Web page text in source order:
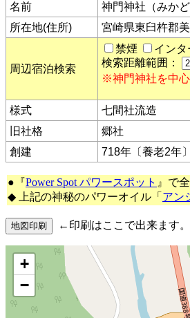
名前
神門神社（みかど
所在地(住所)
宮崎県東臼杵郡
周辺宿泊検索
禁煙 インタ
検索距離範囲：
※神門神社を中心
様式
七間社流造
旧社格
郷社
創建
718年〔養老2年〕
●『Power Spot パワースポット 』で
◆ 上記の神秘のパワーオイル「 アン
←印刷はここで出来ます。
+
−